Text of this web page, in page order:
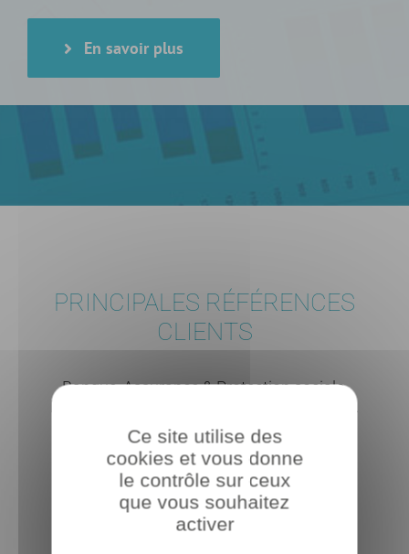
En savoir plus
PRINCIPALES RÉFÉRENCES
CLIENTS
Banque, Assurance & Protection sociale,
Distribution & Services, Institut de sondage.
Voir nos références
Ce site utilise des
cookies et vous donne
le contrôle sur ceux
que vous souhaitez
activer